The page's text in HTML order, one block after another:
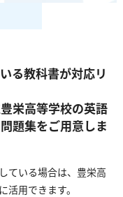
る教科書が対応リ
栄高等学校の英語
題集をご用意しま
いる場合は、 豊栄高
用できます。